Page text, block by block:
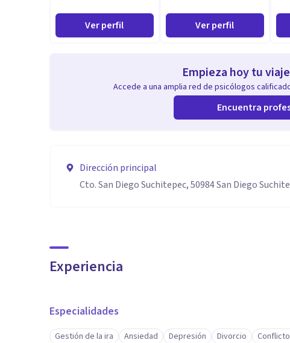
Ver perfil Ver perfil
Empieza hoy tu
Accede a una amplia red de psicólogos
Encuentra
Dirección principal
Cto. San Diego Suchitepec, 50984 San Diego
Experiencia
Especialidades
Gestión de la ira Ansiedad Depresión Divorcio